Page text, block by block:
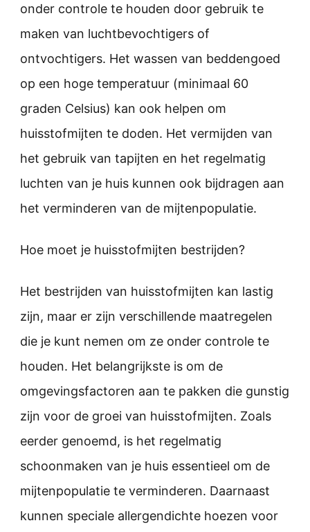
onder controle te houden door gebruik te
maken van luchtbevochtigers of
ontvochtigers. Het wassen van beddengoed
op een hoge temperatuur (minimaal 60
graden Celsius) kan ook helpen om
huisstofmijten te doden. Het vermijden van
het gebruik van tapijten en het regelmatig
luchten van je huis kunnen ook bijdragen aan
het verminderen van de mijtenpopulatie.
Hoe moet je huisstofmijten bestrijden?
Het bestrijden van huisstofmijten kan lastig
zijn, maar er zijn verschillende maatregelen
die je kunt nemen om ze onder controle te
houden. Het belangrijkste is om de
omgevingsfactoren aan te pakken die gunstig
zijn voor de groei van huisstofmijten. Zoals
eerder genoemd, is het regelmatig
schoonmaken van je huis essentieel om de
mijtenpopulatie te verminderen. Daarnaast
kunnen speciale allergendichte hoezen voor